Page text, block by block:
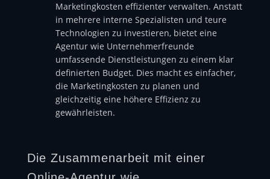
Marketingkosten effizienter verwalten. Anstatt
in mehrere interne Spezialisten und teure
Technologien zu investieren, bietet eine
Agentur wie Unternehmerfreunde
umfassende Dienstleistungen zu einem klar
definierten Budget. Dies macht es einfacher,
die Marketingkosten zu planen und
gleichzeitig eine höhere Effizienz zu
gewährleisten.
Die Zusammenarbeit mit einer